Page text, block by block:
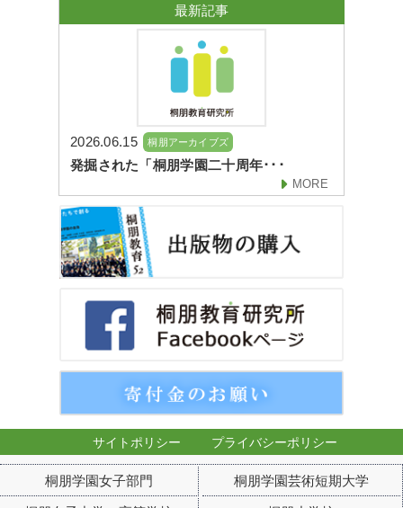
最新記事
2026.06.15 桐朋アーカイブズ
発掘された「桐朋学園二十周年･･･
MORE
サイトポリシー プライバシーポリシー
桐朋学園女子部門 桐朋学園芸術短期大学